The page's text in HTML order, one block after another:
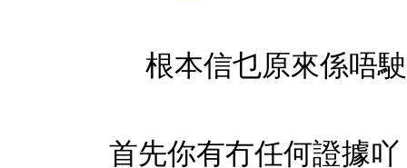
根本信乜原來係唔
首先你有冇任何證據